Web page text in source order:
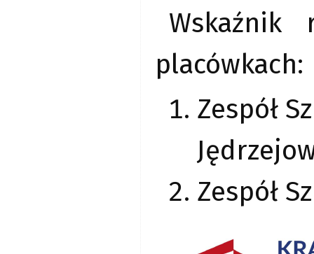
Wskaźnik
placówkach:
Zespół
Zespół